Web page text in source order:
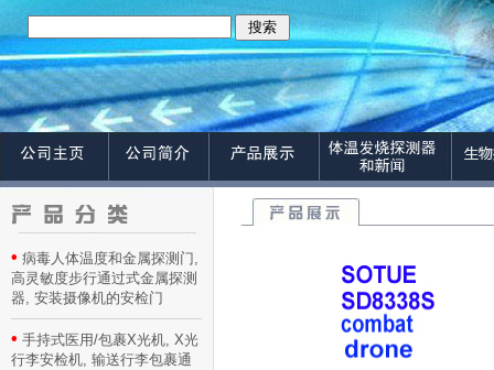
• 病毒人体温度和金属探测门,
高灵敏度步行通过式金属探测
器, 安装摄像机的安检门
• 手持式医用/包裹X光机, X光
行李安检机, 输送行李包裹通